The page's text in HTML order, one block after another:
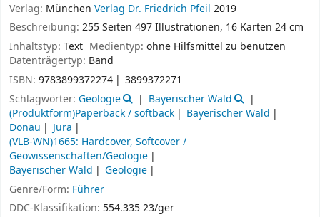
Verlag: München Verlag Dr. Friedrich Pfeil 2019
Beschreibung: 255 Seiten 497 Illustrationen, 16 Karten 24 cm
Inhaltstyp: Text Medientyp:ohne Hilfsmittel zu benutzen
Datenträgertyp: Band
ISBN: 9783899372274
3899372271
Schlagwörter: Geologie
Bayerischer Wald
(Produktform)Paperback / softback
Bayerischer Wald
Donau
Jura
(VLB-WN)1665: Hardcover, Softcover /
Geowissenschaften/Geologie
Bayerischer Wald
Geologie
Genre/Form: Führer
DDC-Klassifikation: 554.335 23/ger